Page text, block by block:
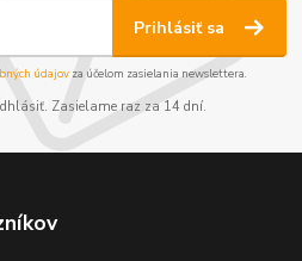
Prihlásiť sa
údajov za účelom zasielania newslettera.
Zasielame raz za 14 dní.